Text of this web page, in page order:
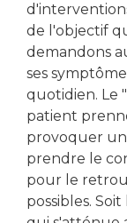
de l'objectif
demandons
ses
quotidien. Le
patient
provoquer
prendre le
pour le
possibles.